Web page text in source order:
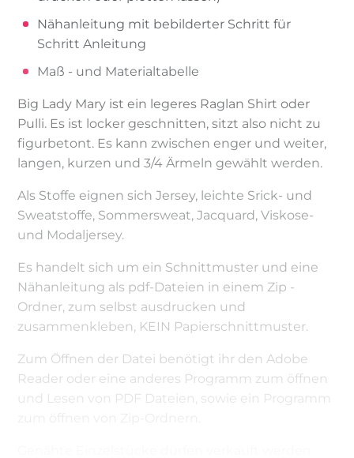
Nähanleitung mit bebilderter Schritt für
Schritt Anleitung
Maß - und Materialtabelle
Big Lady Mary ist ein legeres Raglan Shirt oder
Pulli. Es ist locker geschnitten, sitzt also nicht zu
figurbetont. Es kann zwischen enger und weiter,
langen, kurzen und 3/4 Ärmeln gewählt werden.
Als Stoffe eignen sich Jersey, leichte Srick- und
Sweatstoffe, Sommersweat, Jacquard, Viskose-
und Modaljersey.
Es handelt sich um ein Schnittmuster und eine
Nähanleitung als pdf-Dateien in einem Zip -
Ordner, zum selbst ausdrucken und
zusammenkleben, KEIN Papierschnittmuster.
Zum Öffnen der Datei benötigt ihr den Adobe
Reader oder eine anderes Programm zum öffnen
und Lesen von PDF Dateien, sowie ein Programm